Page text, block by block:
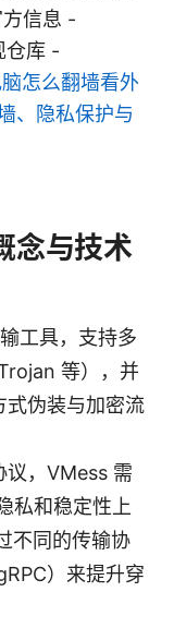
信息 -
仓库 -
脑怎么翻墙看外
、隐私保护与
念与技术
工具，支持多
等），并
伪装与加密流
议，VMess 需
私和稳定性上
不同的传输协
）来提升穿